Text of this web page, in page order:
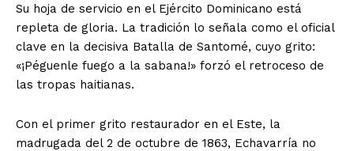
Su hoja de servicio en el Ejército Dominicano está
repleta de gloria. La tradición lo señala como el oficial
clave en la decisiva Batalla de Santomé, cuyo grito:
«¡Péguenle fuego a la sabana!» forzó el retroceso de
las tropas haitianas.
Con el primer grito restaurador en el Este, la
madrugada del 2 de octubre de 1863, Echavarría no